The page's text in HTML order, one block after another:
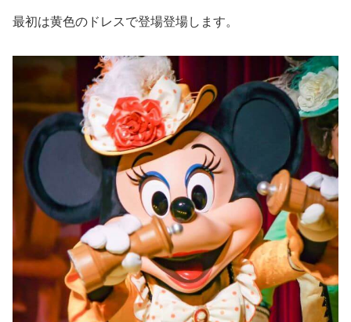
最初は黄色のドレスで登場登場します。